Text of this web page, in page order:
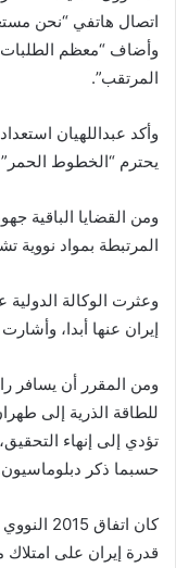
اتصال هاتفي “نحن
وأضاف “معظم الطلبات
المرتقب”.
وأكد عبداللهيان
يحترم “الخطوط
ومن القضايا الباقية
المرتبطة بمواد نووية
إيران عنها أبدا،
ومن المقرر أن يسافر
للطاقة الذرية إلى
تؤدي إلى إنهاء
حسبما ذكر
كان
قدرة إيران على